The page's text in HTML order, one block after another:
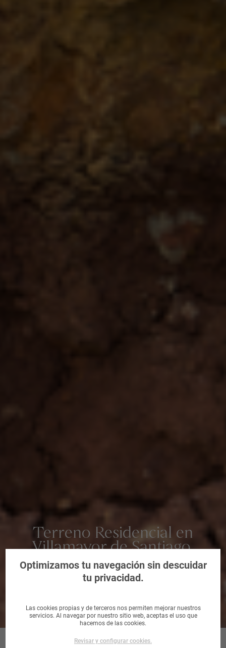
Terreno Residencial en
Villamayor de Santiago,
Cuenca
Optimizamos tu navegación sin descuidar
tu privacidad.
Las cookies propias y de terceros nos permiten mejorar nuestros
servicios. Al navegar por nuestro sitio web, aceptas el uso que
hacemos de las cookies.
Revisar y configurar cookies.